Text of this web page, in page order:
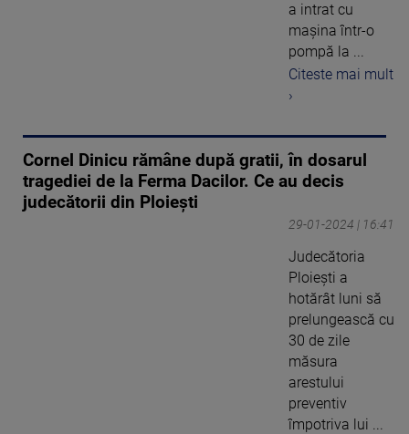
a intrat cu
mașina într-o
pompă la ...
Citeste mai mult
›
Cornel Dinicu rămâne după gratii, în dosarul
tragediei de la Ferma Dacilor. Ce au decis
judecătorii din Ploiești
29-01-2024 | 16:41
Judecătoria
Ploiești a
hotărât luni să
prelungească cu
30 de zile
măsura
arestului
preventiv
împotriva lui ...